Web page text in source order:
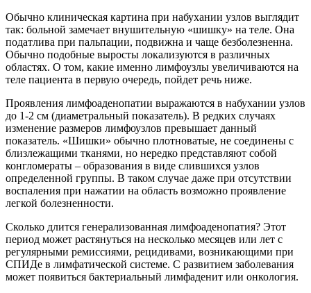
Обычно клиническая картина при набухании узлов выглядит
так: больной замечает внушительную «шишку» на теле. Она
податлива при пальпации, подвижна и чаще безболезненна.
Обычно подобные выросты локализуются в различных
областях. О том, какие именно лимфоузлы увеличиваются на
теле пациента в первую очередь, пойдет речь ниже.
Проявления лимфоаденопатии выражаются в набухании узлов
до 1-2 см (диаметральный показатель). В редких случаях
изменение размеров лимфоузлов превышает данный
показатель. «Шишки» обычно плотноватые, не соединены с
близлежащими тканями, но нередко представляют собой
конгломераты – образования в виде слившихся узлов
определенной группы. В таком случае даже при отсутствии
воспаления при нажатии на область возможно проявление
легкой болезненности.
Сколько длится генерализованная лимфоаденопатия? Этот
период может растянуться на несколько месяцев или лет с
регулярными ремиссиями, рецидивами, возникающими при
СПИДе в лимфатической системе. С развитием заболевания
может появиться бактериальный лимфаденит или онкология.